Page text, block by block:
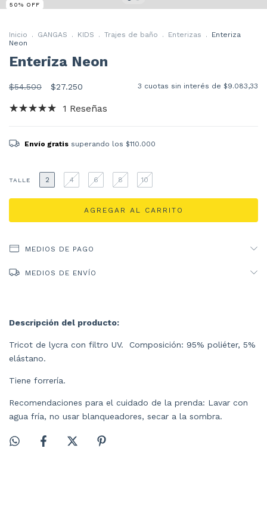
50% OFF
Inicio . GANGAS . KIDS . Trajes de baño . Enterizas .
Enteriza
Neon
Enteriza Neon
$54.500 $27.250 3 cuotas sin interés de $9.083,33
1 Reseñas
Envío gratis superando los $110.000
TALLE 2 4 6 8 10
MEDIOS DE PAGO
MEDIOS DE ENVÍO
Descripción del producto:
Tricot de lycra con filtro UV. Composición: 95% poliéter, 5%
elástano.
Tiene forrería.
Recomendaciones para el cuidado de la prenda: Lavar con
agua fría, no usar blanqueadores, secar a la sombra.